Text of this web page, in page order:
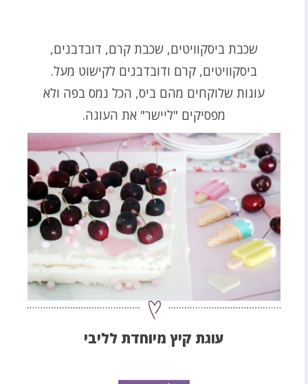
שכבת ביסקוויטים, שכבת קרם, דובדבנים,
ביסקוויטים, קרם ודובדבנים לקישוט מעל.
עוגות שלוקחים מהם ביס, הכל נמס בפה ולא
מפסיקים "ליישר" את העוגה.
עוגת קיץ מיוחדת לליבי